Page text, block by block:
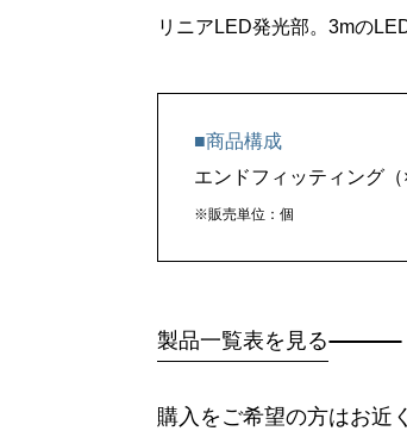
リニアLED発光部。3mの
■商品構成
エンドフィッティング
※販売単位：個
製品一覧表を見る
購入をご希望の方はお近